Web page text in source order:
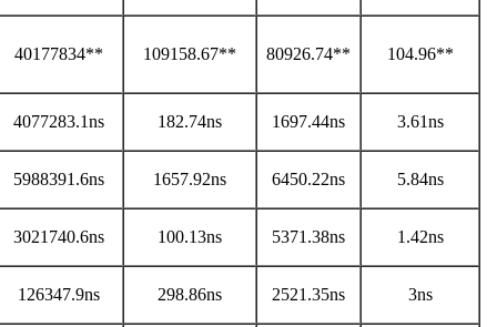
104.96**
80926.74**
109158.67**
40177834**
3.61ns
1697.44ns
182.74ns
4077283.1ns
5.84ns
6450.22ns
1657.92ns
5988391.6ns
1.42ns
5371.38ns
100.13ns
3021740.6ns
3ns
2521.35ns
298.86ns
126347.9ns